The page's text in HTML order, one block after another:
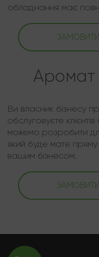
обладнання має
Аромат
Ви власник бізнесу
обслуговуєте
можемо розробити
який буде мате пряму
вашим бізнесом.